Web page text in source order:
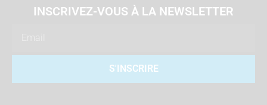
INSCRIVEZ-VOUS À LA NEWSLETTER
S'INSCRIRE